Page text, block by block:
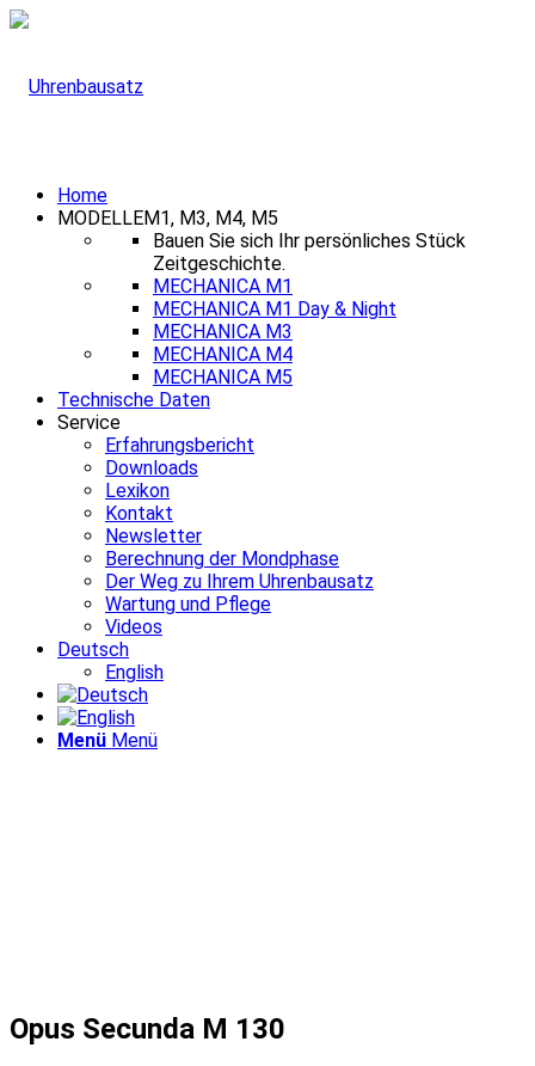
Home
MODELLEM1, M3, M4, M5
Bauen Sie sich Ihr persönliches Stück
Zeitgeschichte.
MECHANICA M1
MECHANICA M1 Day & Night
MECHANICA M3
MECHANICA M4
MECHANICA M5
Technische Daten
Service
Erfahrungsbericht
Downloads
Lexikon
Kontakt
Newsletter
Berechnung der Mondphase
Der Weg zu Ihrem Uhrenbausatz
Wartung und Pflege
Videos
Deutsch
English
Menü Menü
Opus Secunda M 130